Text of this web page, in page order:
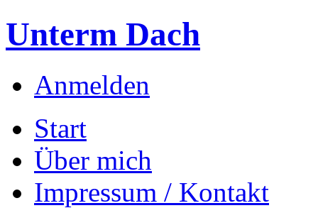
Unterm Dach
Anmelden
Start
Über mich
Impressum / Kontakt